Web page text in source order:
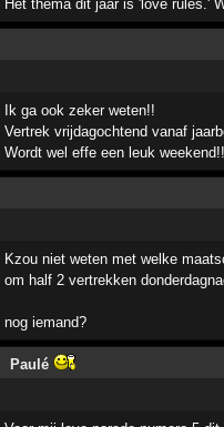
Het thema dit jaar is 'love rules.'
Ik ga ook zeker weten!!
Vertrek vrijdagochtend vanaf
Wordt wel effe een leuk
Kzou niet weten met welke
om half 2 vertrekken
nog iemand?
Paulé